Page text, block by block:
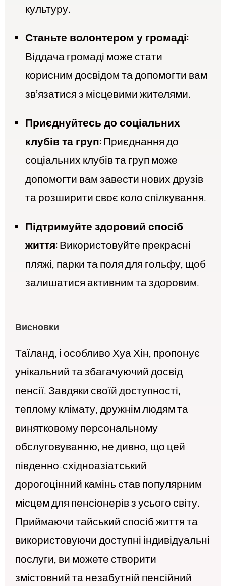
культуру.
Станьте волонтером у громаді:
Віддача громаді може стати
корисним досвідом та допомогти вам
зв’язатися з місцевими жителями.
Приєднуйтесь до соціальних
клубів та груп:Приєднання до
соціальних клубів та груп може
допомогти вам завести нових друзів
та розширити своє коло спілкування.
Підтримуйте здоровий спосіб
життя:Використовуйте прекрасні
пляжі, парки та поля для гольфу, щоб
залишатися активним та здоровим.
Висновки
Таїланд, і особливо Хуа Хін, пропонує
унікальний та збагачуючий досвід
пенсії. Завдяки своїй доступності,
теплому клімату, дружнім людям та
винятковому персональному
обслуговуванню, не дивно, що цей
південно-східноазіатський
дорогоцінний камінь став популярним
місцем для пенсіонерів з усього світу.
Приймаючи тайський спосіб життя та
використовуючи доступні індивідуальні
послуги, ви можете створити
змістовний та незабутній пенсійний